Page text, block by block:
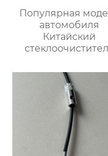
Популярная
автомобиля
Китайский
рычаг и лезвие
заднего
стеклоочистителя